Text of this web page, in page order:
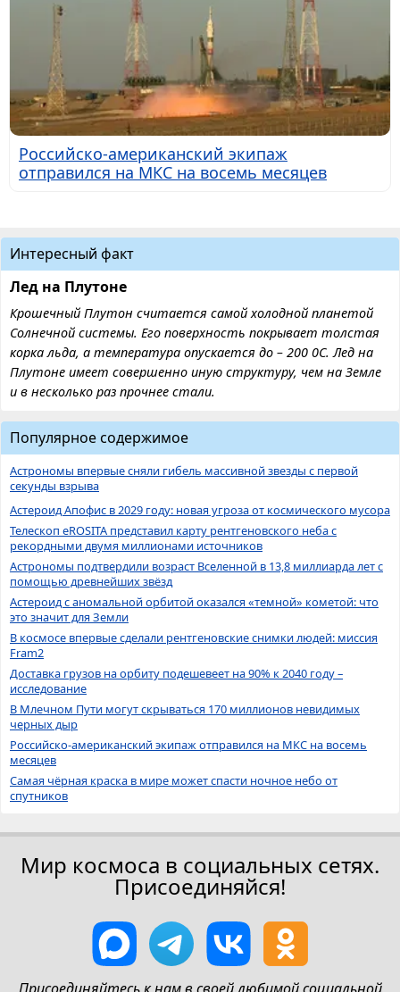
Российско-американский экипаж
отправился на МКС на восемь месяцев
Интересный факт
Лед на Плутоне
Крошечный Плутон считается самой холодной планетой
Солнечной системы. Его поверхность покрывает толстая
корка льда, а температура опускается до – 200 0С. Лед на
Плутоне имеет совершенно иную структуру, чем на Земле
и в несколько раз прочнее стали.
Популярное содержимое
Астрономы впервые сняли гибель массивной звезды с первой
секунды взрыва
Астероид Апофис в 2029 году: новая угроза от космического мусора
Телескоп eROSITA представил карту рентгеновского неба с
рекордными двумя миллионами источников
Астрономы подтвердили возраст Вселенной в 13,8 миллиарда лет с
помощью древнейших звёзд
Астероид с аномальной орбитой оказался «темной» кометой: что
это значит для Земли
В космосе впервые сделали рентгеновские снимки людей: миссия
Fram2
Доставка грузов на орбиту подешевеет на 90% к 2040 году –
исследование
В Млечном Пути могут скрываться 170 миллионов невидимых
черных дыр
Российско-американский экипаж отправился на МКС на восемь
месяцев
Самая чёрная краска в мире может спасти ночное небо от
спутников
Мир космоса в социальных сетях.
Присоединяйся!